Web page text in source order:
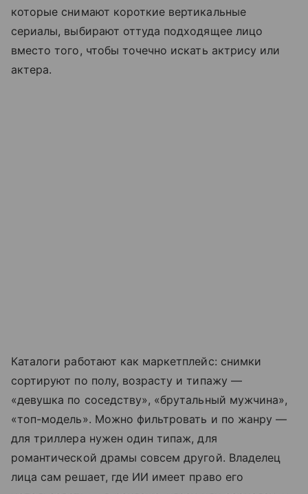
которые снимают короткие вертикальные
сериалы, выбирают оттуда подходящее лицо
вместо того, чтобы точечно искать актрису или
актера.
Каталоги работают как маркетплейс: снимки
сортируют по полу, возрасту и типажу —
«девушка по соседству», «брутальный мужчина»,
«топ-модель». Можно фильтровать и по жанру —
для триллера нужен один типаж, для
романтической драмы совсем другой. Владелец
лица сам решает, где ИИ имеет право его